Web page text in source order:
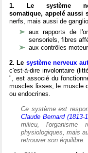
1. Le système
somatique, appelé aussi
nerfs, mais aussi de
aux rapports de
sensoriels, fibres
aux contrôles
2. Le système nerveux
c'est-à-dire involontaire
", est associé du
muscles lisses, le muscle
ou endocrines.
Ce système est
Claude Bernard (1813-
milieu, l'organisme
physiologiques, mais
retrouver son équilibre.